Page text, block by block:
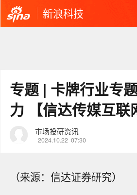
新浪科技
专题 | 卡牌行业专
力 【信达传媒互联
市场投研资讯
2024.10.22 07:30
（来源：信达证券研究）